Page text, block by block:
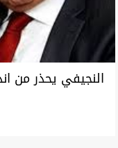
النجيفي يحذر من